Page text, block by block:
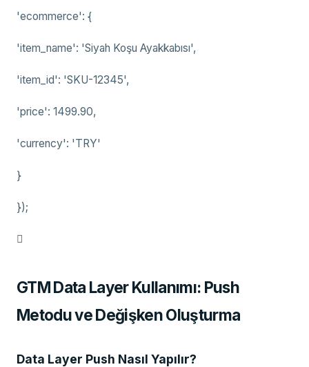
'ecommerce': {
'item_name': 'Siyah Koşu Ayakkabısı',
'item_id': 'SKU-12345',
'price': 1499.90,
'currency': 'TRY'
}
});

GTM Data Layer Kullanımı: Push
Metodu ve Değişken Oluşturma
Data Layer Push Nasıl Yapılır?